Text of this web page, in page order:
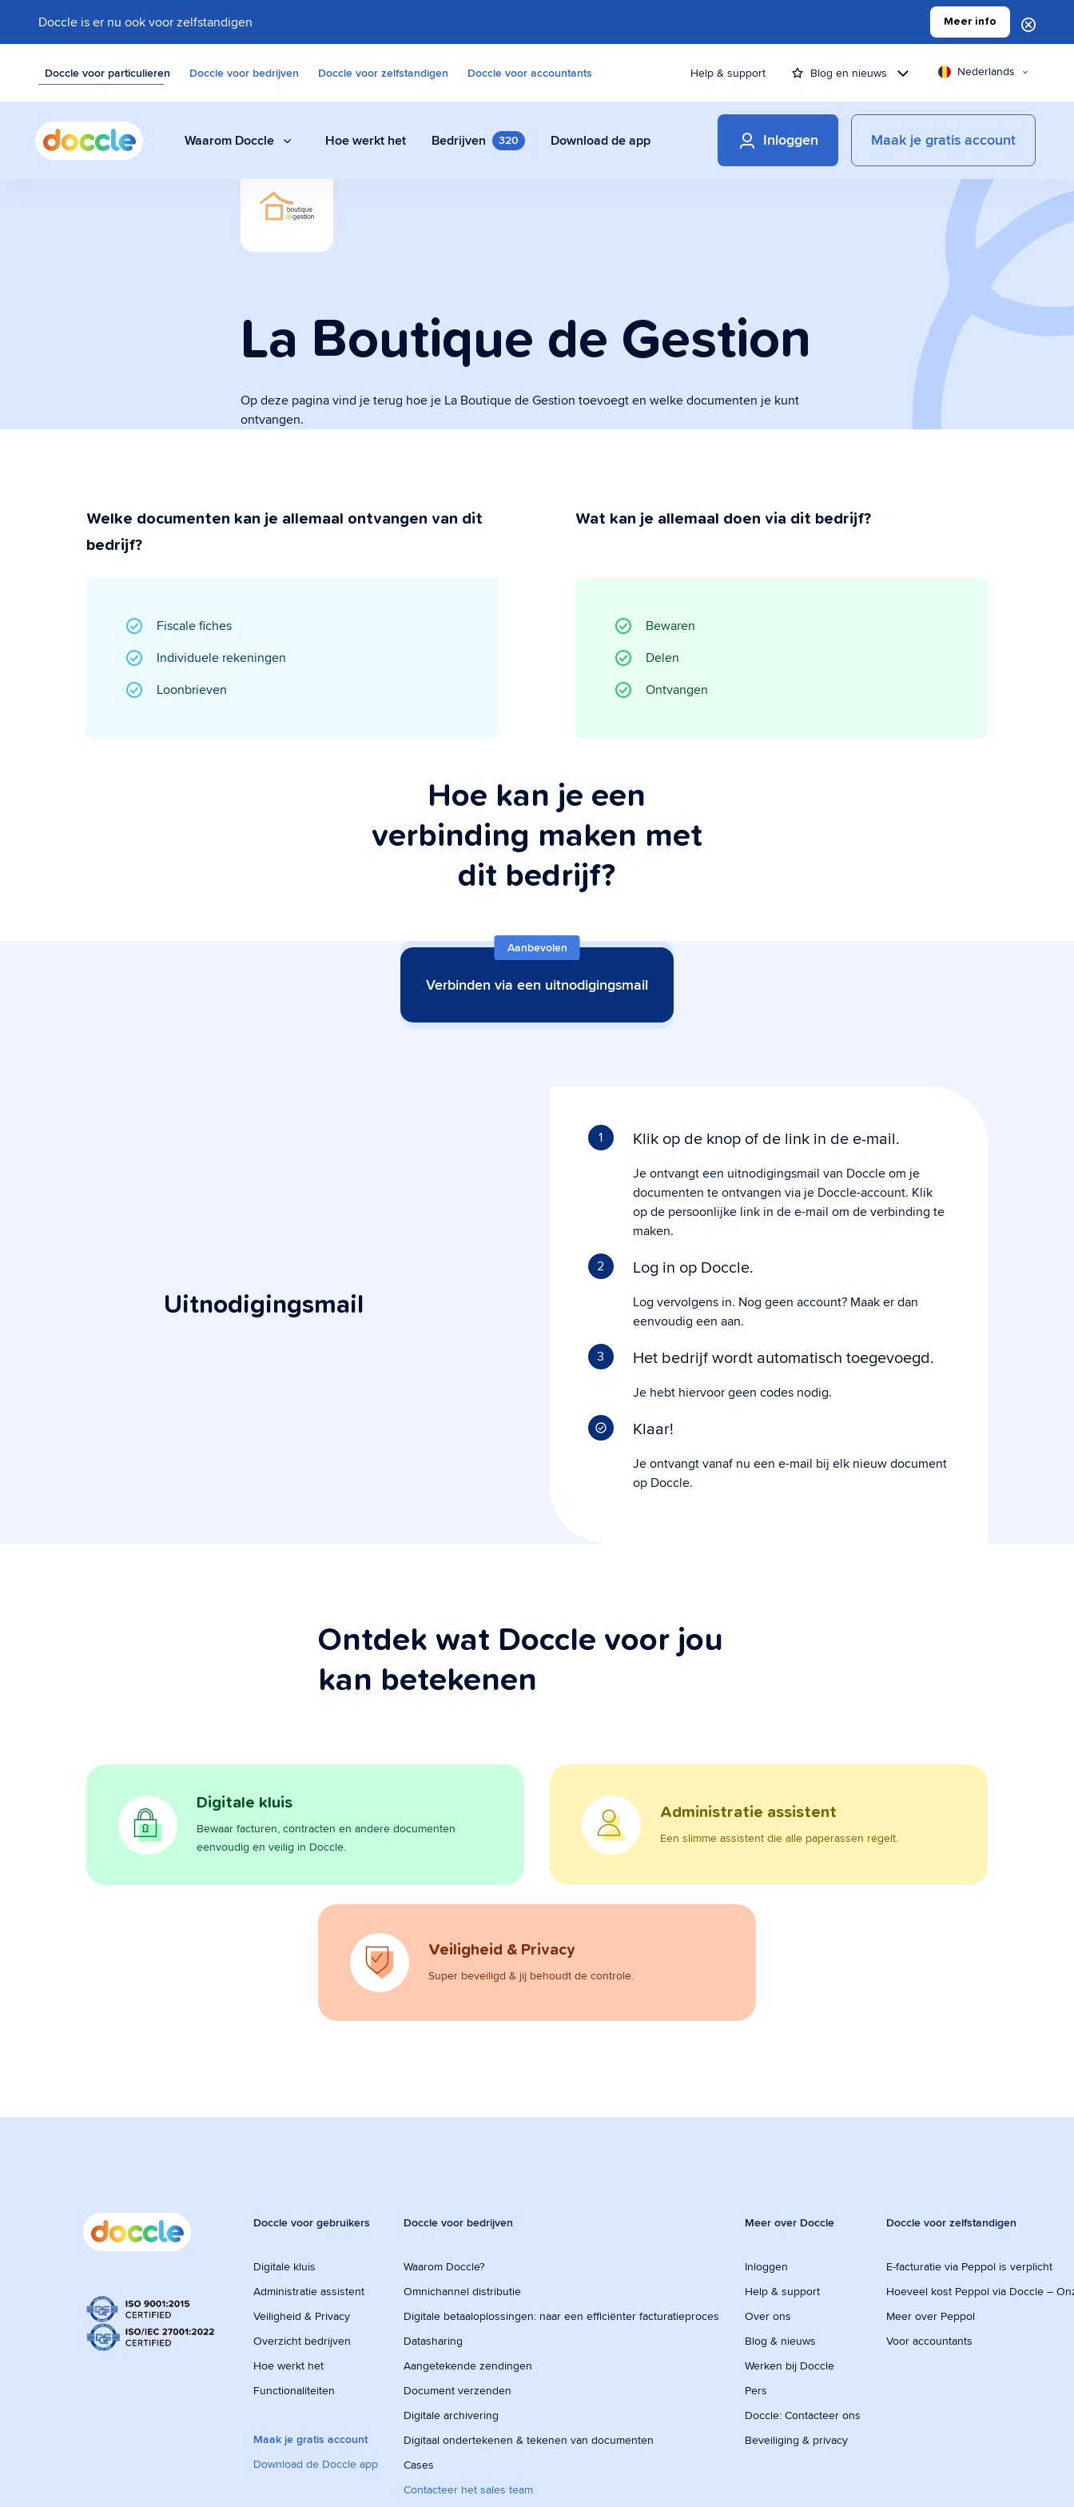
Doccle is er nu ook voor zelfstandigen Meer info
Doccle voor particulieren Doccle voor bedrijven Doccle voor zelfstandigen Doccle voor accountants Help & support Blog en nieuws Nederlands
Waarom Doccle
Bewaar facturen, contracten en andere
Administratie assistent
Een slimme assistent die alle paperassen
Veiligheid & Privacy
Hoe werkt het Bedrijven 320 Download de app Inloggen Maak je gratis account
La Boutique de Gestion
Op deze pagina vind je terug hoe je La Boutique de Gestion toevoegt en welke documenten je kunt
ontvangen.
Welke documenten kan je allemaal ontvangen van dit
bedrijf?
Fiscale fiches
Individuele rekeningen
Loonbrieven
Wat kan je allemaal doen via dit bedrijf?
Bewaren
Delen
Ontvangen
Hoe kan je een
verbinding maken met
dit bedrijf?
Verbinden via een uitnodigingsmail
Aanbevolen
Uitnodigingsmail
1 Klik op de knop of de link in de e-mail.
Je ontvangt een uitnodigingsmail van Doccle om je
documenten te ontvangen via je Doccle-account. Klik
op de persoonlijke link in de e-mail om de verbinding te
maken.
2
Log in op Doccle.
Log vervolgens in. Nog geen account? Maak er dan
eenvoudig een aan.
3
Het bedrijf wordt automatisch toegevoegd.
Je hebt hiervoor geen codes nodig.
Klaar!
Je ontvangt vanaf nu een e-mail bij elk nieuw document
op Doccle.
Ontdek wat Doccle voor jou
kan betekenen
Digitale kluis
Bewaar facturen, contracten en andere documenten
eenvoudig en veilig in Doccle.
Administratie assistent
Een slimme assistent die alle paperassen regelt.
Veiligheid & Privacy
Super beveiligd & jij behoudt de controle.
Doccle voor gebruikers
Digitale kluis
Administratie assistent
Veiligheid & Privacy
Overzicht bedrijven
Hoe werkt het
Functionaliteiten
Maak je gratis account
Download de Doccle app
Doccle voor bedrijven
Waarom Doccle?
Omnichannel distributie
Digitale betaaloplossingen: naar een efficiënter facturatieproces
Datasharing
Aangetekende zendingen
Document verzenden
Digitale archivering
Digitaal ondertekenen & tekenen van documenten
Cases
Contacteer het sales team
Meer over Doccle
Inloggen
Help & support
Over ons
Blog & nieuws
Werken bij Doccle
Pers
Doccle: Contacteer ons
Beveiliging & privacy
Doccle voor zelfstandigen
E-facturatie via Peppol is verplicht
Hoeveel kost Peppol via Doccle –
Meer over Peppol
Voor accountants